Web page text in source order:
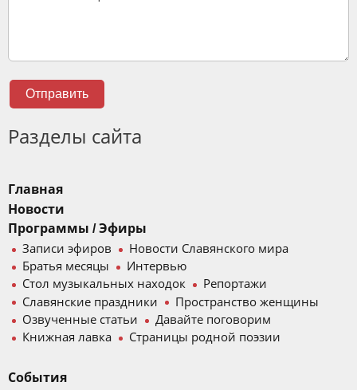
Отправить
Разделы сайта
Главная
Новости
Программы / Эфиры
Записи эфиров
Новости Славянского мира
Братья месяцы
Интервью
Стол музыкальных находок
Репортажи
Славянские праздники
Пространство женщины
Озвученные статьи
Давайте поговорим
Книжная лавка
Страницы родной поэзии
События